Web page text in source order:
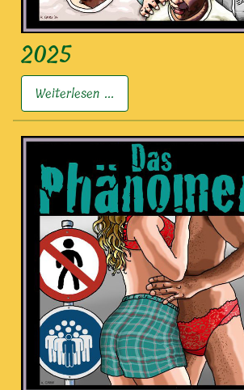
2025
Weiterlesen ...